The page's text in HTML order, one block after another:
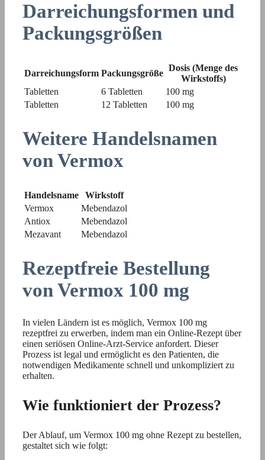
Darreichungsformen und
Packungsgrößen
Darreichungsform Packungsgröße
Dosis (Menge des
Wirkstoffs)
Tabletten
6 Tabletten
100 mg
Tabletten
12 Tabletten 100 mg
Weitere Handelsnamen
von Vermox
Handelsname
Wirkstoff
Vermox
Mebendazol
Antiox
Mebendazol
Mezavant
Mebendazol
Rezeptfreie Bestellung
von Vermox 100 mg
In vielen Ländern ist es möglich, Vermox 100 mg
rezeptfrei zu erwerben, indem man ein Online-Rezept über
einen seriösen Online-Arzt-Service anfordert. Dieser
Prozess ist legal und ermöglicht es den Patienten, die
notwendigen Medikamente schnell und unkompliziert zu
erhalten.
Wie funktioniert der Prozess?
Der Ablauf, um Vermox 100 mg ohne Rezept zu bestellen,
gestaltet sich wie folgt: